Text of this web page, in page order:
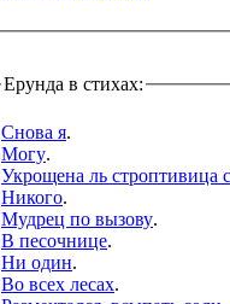
Ерунда в cтиxax:
Снова я.
Могу.
Укрощена ль строптивица
Никого.
Мудрец по вызову.
В песочнице.
Ни один.
Во всех лесах.